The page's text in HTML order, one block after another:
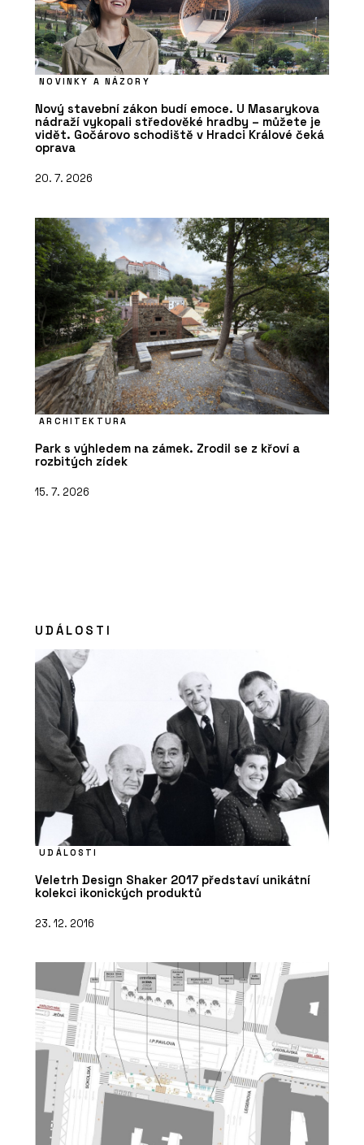
NOVINKY A NÁZORY
Nový stavební zákon budí emoce. U Masarykova
nádraží vykopali středověké hradby – můžete je
vidět. Gočárovo schodiště v Hradci Králové čeká
oprava
20. 7. 2026
ARCHITEKTURA
Park s výhledem na zámek. Zrodil se z křoví a
rozbitých zídek
15. 7. 2026
UDÁLOSTI
UDÁLOSTI
Veletrh Design Shaker 2017 představí unikátní
kolekci ikonických produktů
23. 12. 2016